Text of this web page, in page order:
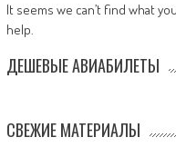
It seems we can’t find what
help.
ДЕШЕВЫЕ АВИАБИЛЕТЫ
СВЕЖИЕ МАТЕРИАЛЫ